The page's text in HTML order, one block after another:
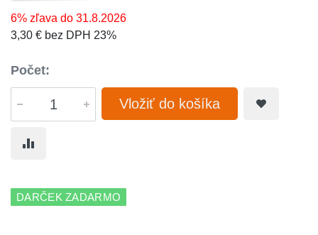
6% zľava do 31.8.2026
3,30 € bez DPH 23%
Počet:
Vložiť do košíka
DARČEK ZADARMO